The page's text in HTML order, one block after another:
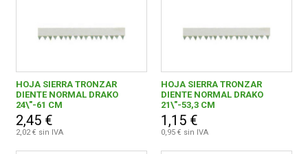
1,00 € - 1,99 € 2
2,00 € y superior 2
HOJA SIERRA TRONZAR
DIENTE NORMAL DRAKO
24\"-61 CM
2,45 €
2,02 € sin IVA
HOJA SIERRA TRONZAR
DIENTE NORMAL DRAKO
21\"-53,3 CM
1,15 €
0,95 € sin IVA
CONTACTAR
FERROVICMAR